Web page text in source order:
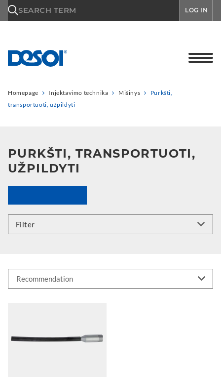
SEARCH TERM LOG IN
Homepage Injektavimo technika Mišinys
Purkšti,
transportuoti, užpildyti
PURKŠTI, TRANSPORTUOTI,
UŽPILDYTI
Filter